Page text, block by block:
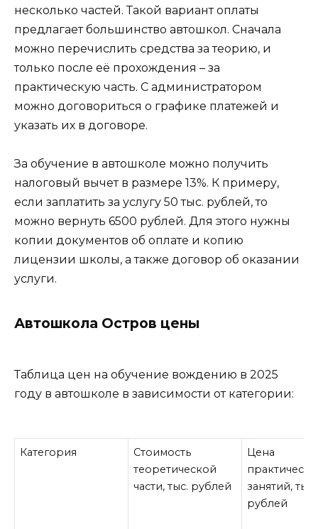
несколько частей. Такой вариант оплаты
предлагает большинство автошкол. Сначала
можно перечислить средства за теорию, и
только после её прохождения – за
практическую часть. С администратором
можно договориться о графике платежей и
указать их в договоре.
За обучение в автошколе можно получить
налоговый вычет в размере 13%. К примеру,
если заплатить за услугу 50 тыс. рублей, то
можно вернуть 6500 рублей. Для этого нужны
копии документов об оплате и копию
лицензии школы, а также договор об оказании
услуги.
Автошкола Остров цены
Таблица цен на обучение вождению в 2025
году в автошколе в зависимости от категории:
Категория
Стоимость
теоретической
части, тыс. рублей
Цена
занятий, тыс.
рублей